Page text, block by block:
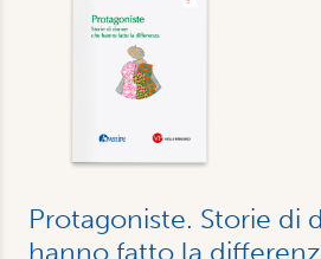
Protagoniste. Storie di
hanno fatto la